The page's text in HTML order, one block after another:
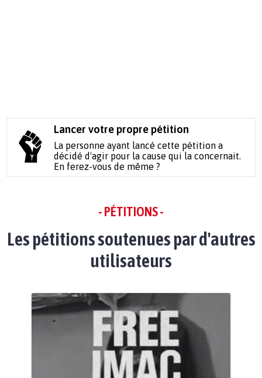
Lancer votre propre pétition
La personne ayant lancé cette pétition a
décidé d'agir pour la cause qui la concernait.
En ferez-vous de même ?
- PÉTITIONS -
Les pétitions soutenues par d'autres
utilisateurs